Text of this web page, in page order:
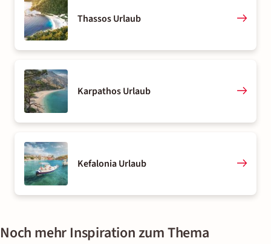
Thassos Urlaub
Karpathos Urlaub
Kefalonia Urlaub
Noch mehr Inspiration zum Thema